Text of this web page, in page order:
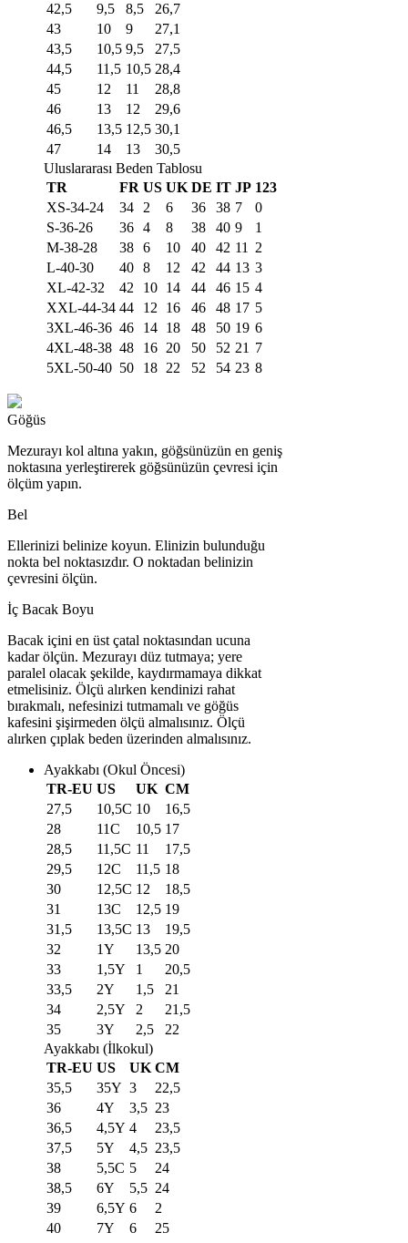
42,5
9,5 8,5
26,7
43
10 9
27,1
43,5
10,5 9,5
27,5
44,5
11,5 10,5 28,4
45
12 11
28,8
46
13 12
29,6
46,5
13,5 12,5 30,1
47
14 13
30,5
Uluslararası Beden Tablosu
TR
FR US UK DE IT JP 123
XS-34-24
34 2 6 36 38 7
0
S-36-26
36 4 8 38 40 9
1
M-38-28
38 6 10 40 42 11
2
L-40-30
40 8 12 42 44 13 3
XL-42-32
42 10 14 44 46 15 4
XXL-44-34 44 12 16 46 48 17 5
3XL-46-36 46 14 18 48 50 19 6
4XL-48-38 48 16 20 50 52 21 7
5XL-50-40 50 18 22 52 54 23 8
Göğüs
Mezurayı kol altına yakın, göğsünüzün en geniş
noktasına yerleştirerek göğsünüzün çevresi için
ölçüm yapın.
Bel
Ellerinizi belinize koyun. Elinizin bulunduğu
nokta bel noktasızdır. O noktadan belinizin
çevresini ölçün.
İç Bacak Boyu
Bacak içini en üst çatal noktasından ucuna
kadar ölçün. Mezurayı düz tutmaya; yere
paralel olacak şekilde, kaydırmamaya dikkat
etmelisiniz. Ölçü alırken kendinizi rahat
bırakmalı, nefesinizi tutmamalı ve göğüs
kafesini şişirmeden ölçü almalısınız. Ölçü
alırken çıplak beden üzerinden almalısınız.
Ayakkabı (Okul Öncesi)
TR-EU US UK CM
27,5
10,5C 10
16,5
28
11C 10,5 17
28,5
11,5C 11
17,5
29,5
12C 11,5 18
30
12,5C 12
18,5
31
13C 12,5 19
31,5
13,5C 13
19,5
32
1Y 13,5 20
33
1,5Y 1
20,5
33,5
2Y 1,5
21
34
2,5Y 2
21,5
35
3Y 2,5
22
Ayakkabı (İlkokul)
TR-EU US UK CM
35,5
35Y 3
22,5
36
4Y 3,5 23
36,5
4,5Y 4
23,5
37,5
5Y 4,5 23,5
38
5,5C 5
24
38,5
6Y 5,5 24
39
6,5Y 6
2
40
7Y 6 25